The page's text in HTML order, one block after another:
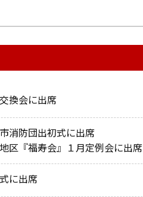
換会に出席
消防団出初式に出席
区『福寿会』１月定例会に出席
に出席